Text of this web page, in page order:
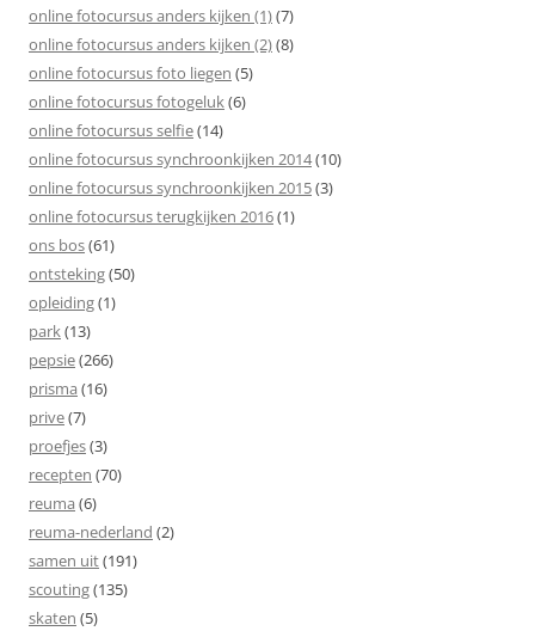
online fotocursus anders kijken (1)(7)
online fotocursus anders kijken (2)(8)
online fotocursus foto liegen (5)
online fotocursus fotogeluk(6)
online fotocursus selfie(14)
online fotocursus synchroonkijken 2014(10)
online fotocursus synchroonkijken 2015(3)
online fotocursus terugkijken 2016(1)
ons bos(61)
ontsteking(50)
opleiding(1)
park(13)
pepsie(266)
prisma (16)
prive(7)
proefjes(3)
recepten (70)
reuma (6)
reuma-nederland (2)
samen uit(191)
scouting(135)
skaten (5)